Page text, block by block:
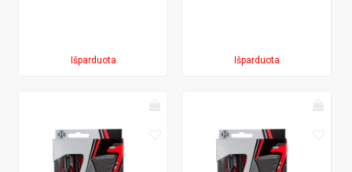
Išparduota Išparduota